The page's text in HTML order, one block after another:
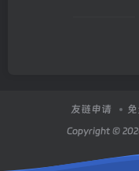
友链申请
Copyright ©